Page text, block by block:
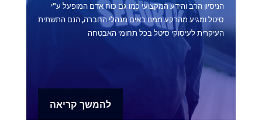
הניסיון הרב והידע המקצועי כמו גם כוח אדם המופעל ע"י
סיטל ומגיע מהרקע ממנו באים מנהלי החברה, הנם התשתית
העיקרית לעיסוקי סיטל בכל תחומי האבטחה
להמשך קריאה